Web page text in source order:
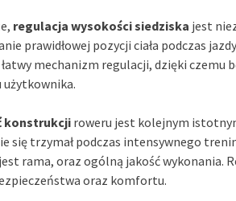
regulacja wysokości siedziska jest
prawidłowej pozycji ciała podczas
łatwy mechanizm regulacji, dzięki czemu
konstrukcji roweru jest kolejnym
się trzymał podczas intensywnego
rama, oraz ogólną jakość wykonania.
oraz komfortu.